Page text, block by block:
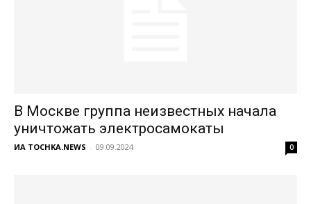
В Москве группа неизвестных начала
уничтожать электросамокаты
ИА TOCHKA.NEWS - 09.09.2024 0